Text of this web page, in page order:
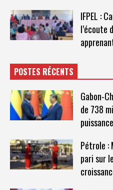
IFPEL :
l’écoute
POSTES RÉCENTS
Gabon-
de 738
Pétrole :
pari sur